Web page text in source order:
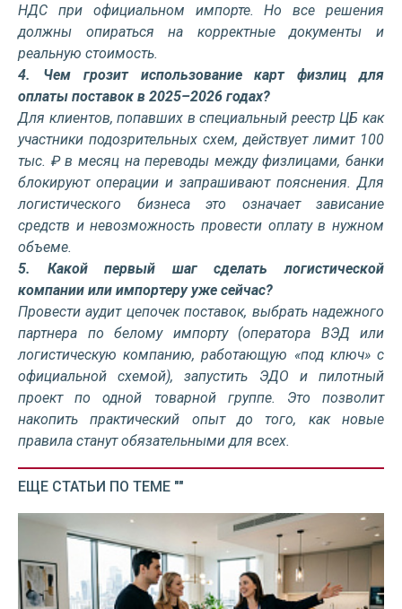
НДС при официальном импорте. Но все решения
должны опираться на корректные документы и
реальную стоимость.
4. Чем грозит использование карт физлиц для
оплаты поставок в 2025–2026 годах?
Для клиентов, попавших в специальный реестр ЦБ как
участники подозрительных схем, действует лимит 100
тыс. ₽ в месяц на переводы между физлицами, банки
блокируют операции и запрашивают пояснения. Для
логистического бизнеса это означает зависание
средств и невозможность провести оплату в нужном
объеме.
5. Какой первый шаг сделать логистической
компании или импортеру уже сейчас?
Провести аудит цепочек поставок, выбрать надежного
партнера по белому импорту (оператора ВЭД или
логистическую компанию, работающую «под ключ» с
официальной схемой), запустить ЭДО и пилотный
проект по одной товарной группе. Это позволит
накопить практический опыт до того, как новые
правила станут обязательными для всех.
ЕЩЕ СТАТЬИ ПО ТЕМЕ ""